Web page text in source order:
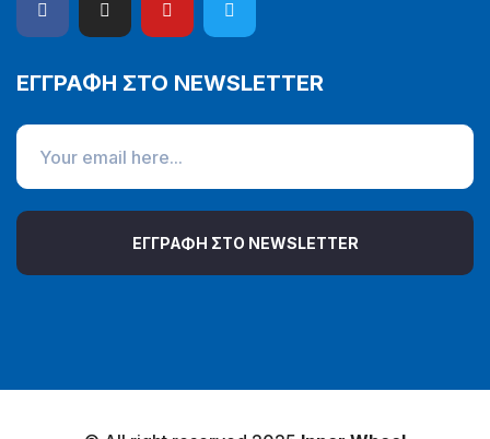
ΕΓΓΡΑΦΗ ΣΤΟ NEWSLETTER
ΕΓΓΡΑΦΗ ΣΤΟ NEWSLETTER